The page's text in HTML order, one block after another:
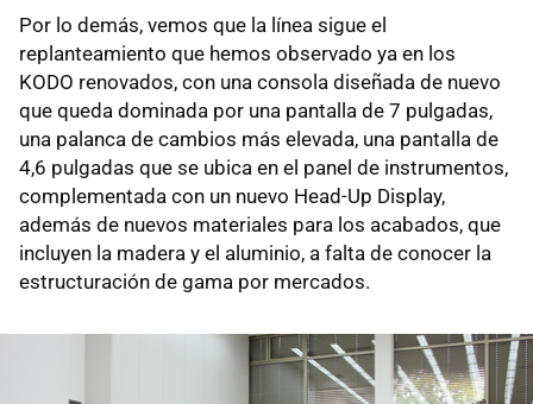
Por lo demás, vemos que la línea sigue el
replanteamiento que hemos observado ya en los
KODO renovados, con una consola diseñada de nuevo
que queda dominada por una pantalla de 7 pulgadas,
una palanca de cambios más elevada, una pantalla de
4,6 pulgadas que se ubica en el panel de instrumentos,
complementada con un nuevo Head-Up Display,
además de nuevos materiales para los acabados, que
incluyen la madera y el aluminio, a falta de conocer la
estructuración de gama por mercados.